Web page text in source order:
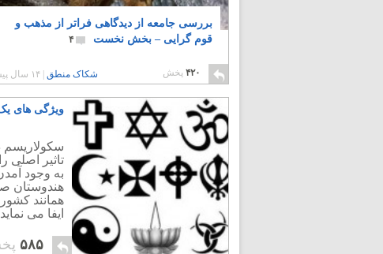
بررسی جامعه از دیدگاهی فراتر از مذهب و
قوم گرایی – بخش نخست
۴
۴۲۰ پخش شکاک منطق |۱۴ سال پیش
ویژگی های
تاثیر اصلی
به وجود
هندوستان
همانند
ایفا می
۵۸۵